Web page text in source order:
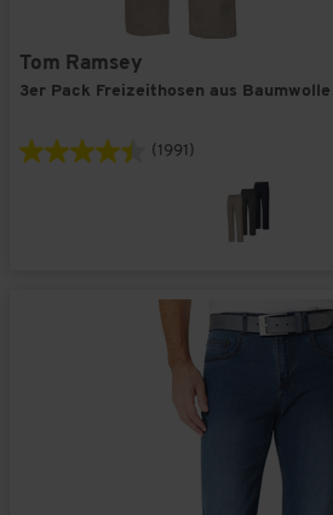
Tom Ramsey
3er Pack Freizeithosen aus Baumwolle
(1991)